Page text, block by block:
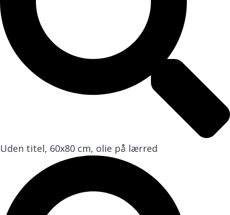
Uden titel, 60x80 cm, olie på lærred